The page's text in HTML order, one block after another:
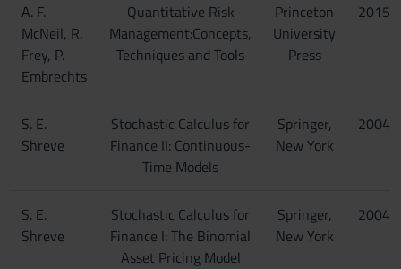
A. F.
McNeil, R.
Frey, P.
Embrechts
Quantitative Risk
Management:Concepts,
Techniques and Tools
Princeton
University
Press
2015
S. E.
Shreve
Stochastic Calculus for
Finance II: Continuous-
Time Models
Springer,
New York
2004
S. E.
Shreve
Stochastic Calculus for
Finance I: The Binomial
Asset Pricing Model
Springer,
New York
2004